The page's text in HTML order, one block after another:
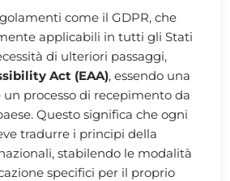
come il GDPR, che
applicabili in tutti gli Stati
di ulteriori passaggi,
Act (EAA), essendo una
processo di recepimento da
Questo significa che ogni
tradurre i principi della
stabilendo le modalità
specifici per il proprio